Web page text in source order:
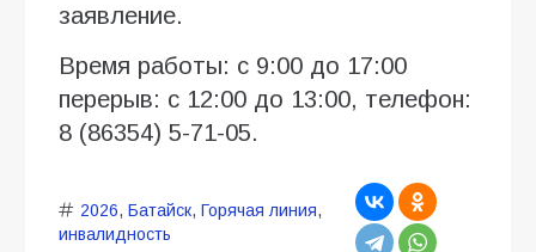
заявление.
Время работы: с 9:00 до 17:00
перерыв: с 12:00 до 13:00, телефон:
8 (86354) 5-71-05.
2026, Батайск, Горячая линия,
инвалидность